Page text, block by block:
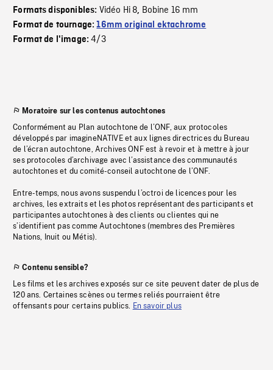
Formats disponibles: Vidéo Hi 8, Bobine 16 mm
Format de tournage:16mm original ektachrome
Format de l'image:4/3
Moratoire sur les contenus autochtones
Conformément au Plan autochtone de l’ONF, aux protocoles
développés par imagineNATIVE et aux lignes directrices du Bureau
de l’écran autochtone, Archives ONF est à revoir et à mettre à jour
ses protocoles d’archivage avec l’assistance des communautés
autochtones et du comité-conseil autochtone de l’ONF.
Entre-temps, nous avons suspendu l’octroi de licences pour les
archives, les extraits et les photos représentant des participants et
participantes autochtones à des clients ou clientes qui ne
s’identifient pas comme Autochtones (membres des Premières
Nations, Inuit ou Métis).
Contenu sensible?
Les films et les archives exposés sur ce site peuvent dater de plus de
120 ans. Certaines scènes ou termes reliés pourraient être
offensants pour certains publics. En savoir plus